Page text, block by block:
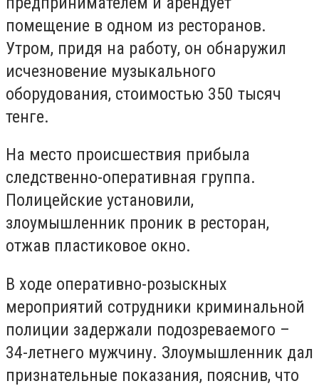
помещение в одном из ресторанов.
Утром, придя на работу, он обнаружил
исчезновение музыкального
оборудования, стоимостью 350 тысяч
тенге.
На место происшествия прибыла
следственно-оперативная группа.
Полицейские установили,
злоумышленник проник в ресторан,
отжав пластиковое окно.
В ходе оперативно-розыскных
мероприятий сотрудники криминальной
полиции задержали подозреваемого –
34-летнего мужчину. Злоумышленник дал
признательные показания, пояснив, что